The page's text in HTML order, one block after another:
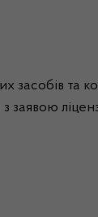
засобів та
заявою